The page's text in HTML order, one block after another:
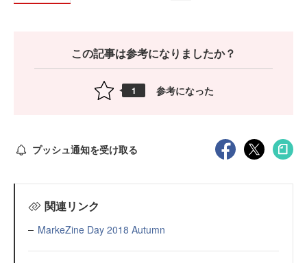
この記事は参考になりましたか？
1 参考になった
プッシュ通知を受け取る
関連リンク
MarkeZine Day 2018 Autumn